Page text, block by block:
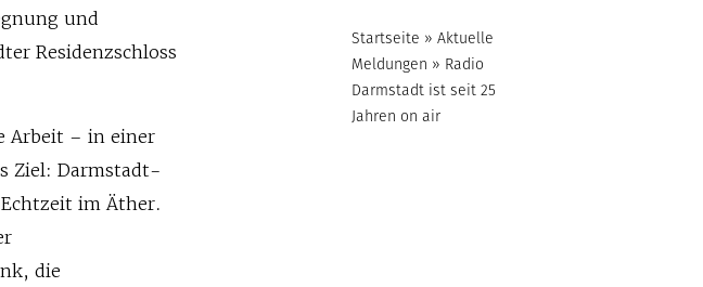
und
Residenzschloss
Arbeit – in einer
Ziel: Darmstadt-
im Äther.
die
Startseite »Aktuelle
Meldungen » Radio
Darmstadt ist seit 25
Jahren on air